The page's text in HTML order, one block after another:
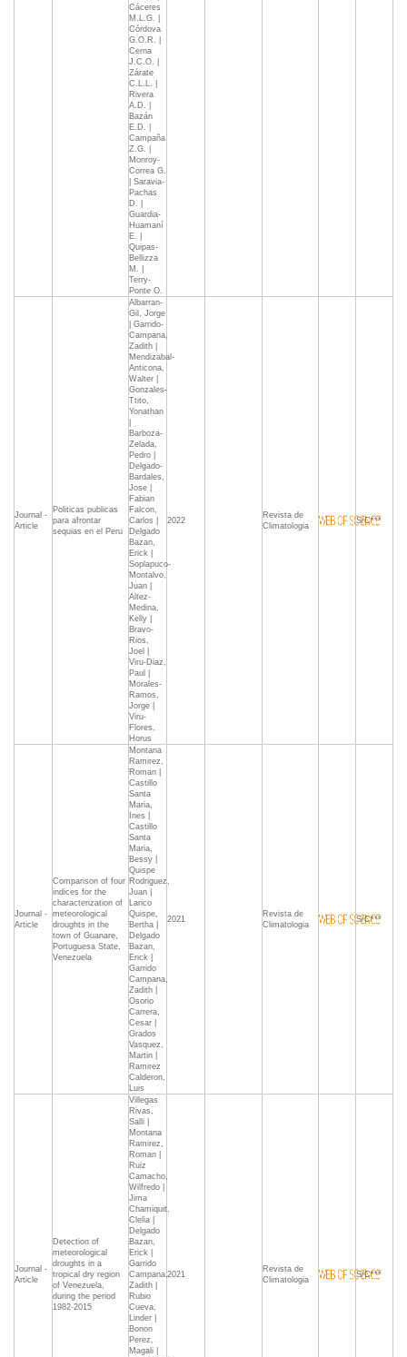
Cáceres
M.L.G. |
Córdova
G.O.R. |
Cerna
J.C.O. |
Zárate
C.L.L. |
Rivera
A.D. |
Bazán
E.D. |
Campaña
Z.G. |
Monroy-
Correa G.
| Saravia-
Pachas
D. |
Guardia-
Huamaní
E. |
Quipas-
Bellizza
M. |
Terry-
Ponte O.
Journal -
Article
Politicas publicas
para afrontar
sequias en el Peru
Albarran-
Gil, Jorge
| Garrido-
Campana,
Zadith |
Mendizabal-
Anticona,
Walter |
Gonzales-
Ttito,
Yonathan
Barboza-
Zelada,
Pedro |
Delgado-
Bardales,
Jose |
Fabian
Falcon,
Carlos |
Delgado
Bazan,
Erick |
Soplapuco-
Montalvo,
Juan |
Altez-
Medina,
Kelly |
Bravo-
Rios,
Joel |
Viru-Diaz,
Paul |
Morales-
Ramos,
Jorge |
Viru-
Flores,
Horus
2022
Revista de
Climatologia
S/C***
Journal -
Article
Comparison of four
indices for the
characterization of
meteorological
droughts in the
town of Guanare,
Portuguesa State,
Venezuela
Montana
Ramirez,
Roman |
Castillo
Santa
Maria,
Ines |
Castillo
Santa
Maria,
Bessy |
Quispe
Rodriguez,
Juan |
Larico
Quispe,
Bertha |
Delgado
Bazan,
Erick |
Garrido
Campana,
Zadith |
Osorio
Carrera,
Cesar |
Grados
Vasquez,
Martin |
Ramirez
Calderon,
Luis
2021
Revista de
Climatologia
S/C***
Journal -
Article
Detection of
meteorological
droughts in a
tropical dry region
of Venezuela,
during the period
1982-2015
Villegas
Rivas,
Salli |
Montana
Ramirez,
Roman |
Ruiz
Camacho,
Wilfredo |
Jima
Chamiquit,
Clelia |
Delgado
Bazan,
Erick |
Garrido
Campana,
Zadith |
Rubio
Cueva,
Linder |
Bonon
Perez,
Magali |
2021
Revista de
Climatologia
S/C***